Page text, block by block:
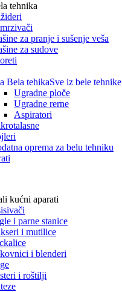
tehnika
za pranje i sušenje veša
za sudove
Bela tehikaSve iz bele tehnike
Ugradne ploče
Ugradne rerne
Aspiratori
oprema za belu tehniku
kućni aparati
i parne stanice
i mutilice
i blenderi
i roštilji